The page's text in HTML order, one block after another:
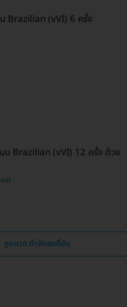
Brazilian (vVI) 6 ครั้ง
บ Brazilian (vVI) 12 ครั้ง ด้วย
ม)
ดูหมวด กำจัดขนที่ลับ